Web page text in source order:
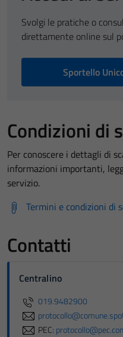
Svolgi le pratiche o
direttamente online sul
Sportello
Condizioni di
Per conoscere i dettagli di
informazioni importanti,
servizio.
Termini e condizioni di
Contatti
Centralino
019.9482900
PEC: